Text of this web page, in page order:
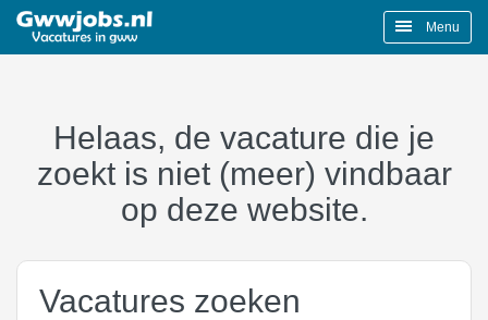
Menu
Helaas, de vacature die je
zoekt is niet (meer) vindbaar
op deze website.
Vacatures zoeken